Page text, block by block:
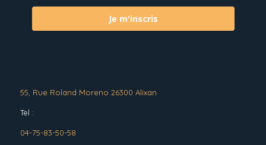
Je m'inscris
55, Rue Roland Moreno 26300 Alixan
Tel :
04-75-83-50-58